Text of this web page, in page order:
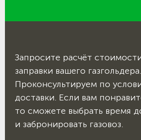
Запросите расчёт
заправки вашего газгольдера.
Проконсультируем по
доставки. Если вам
то сможете выбрать время
и забронировать газовоз.